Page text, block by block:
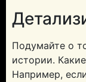
Подумайте о
истории.
Например,